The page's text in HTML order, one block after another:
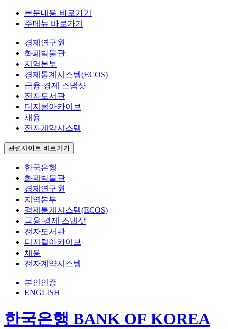
본문내용 바로가기
주메뉴 바로가기
경제연구원
화폐박물관
지역본부
경제통계시스템(ECOS)
금융·경제 스냅샷
전자도서관
디지털아카이브
채용
전자계약시스템
관련사이트 바로가기
한국은행
화폐박물관
경제연구원
지역본부
경제통계시스템(ECOS)
금융·경제 스냅샷
전자도서관
디지털아카이브
채용
전자계약시스템
본인인증
ENGLISH
한국은행 BANK OF KOREA